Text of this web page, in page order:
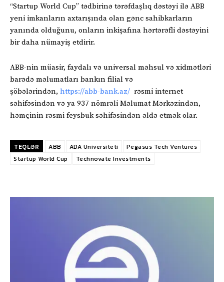
“Startup World Cup” tədbirinə tərəfdaşlıq dəstəyi ilə ABB
yeni imkanların axtarışında olan gənc sahibkarların
yanında olduğunu, onların inkişafına hərtərəfli dəstəyini
bir daha nümayiş etdirir.
ABB-nin müasir, faydalı və universal məhsul və xidmətləri
barədə məlumatları bankın filial və
şöbələrindən, https://abb-bank.az/ rəsmi internet
səhifəsindən və ya 937 nömrəli Məlumat Mərkəzindən,
həmçinin rəsmi feysbuk səhifəsindən əldə etmək olar.
TEQLƏR ABB ADA Universiteti
Pegasus Tech Ventures
Startup World Cup
Technovate Investments